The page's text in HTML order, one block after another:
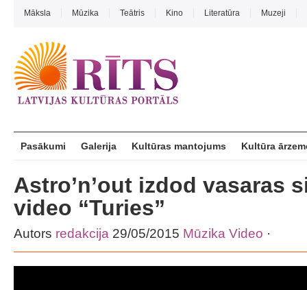
Māksla Mūzika Teātris Kino Literatūra Muzeji
Pasākumi Galerija Kultūras mantojums Kultūra
Astro’n’out izdod vasaras
video “Turies”
Autors redakcija 29/05/2015 Mūzika Video ·